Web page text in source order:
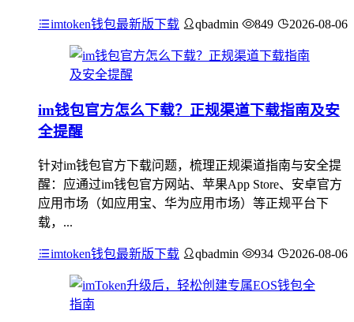
imtoken钱包最新版下载 qbadmin 849 2026-08-06
im钱包官方怎么下载？正规渠道下载指南及安
全提醒
针对im钱包官方下载问题，梳理正规渠道指南与安全提
醒：应通过im钱包官方网站、苹果App Store、安卓官方
应用市场（如应用宝、华为应用市场）等正规平台下
载，...
imtoken钱包最新版下载 qbadmin 934 2026-08-06